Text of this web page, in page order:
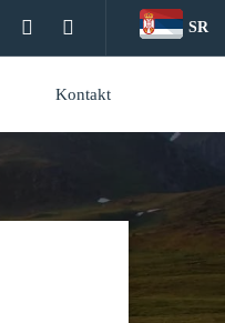
SR
Kontakt